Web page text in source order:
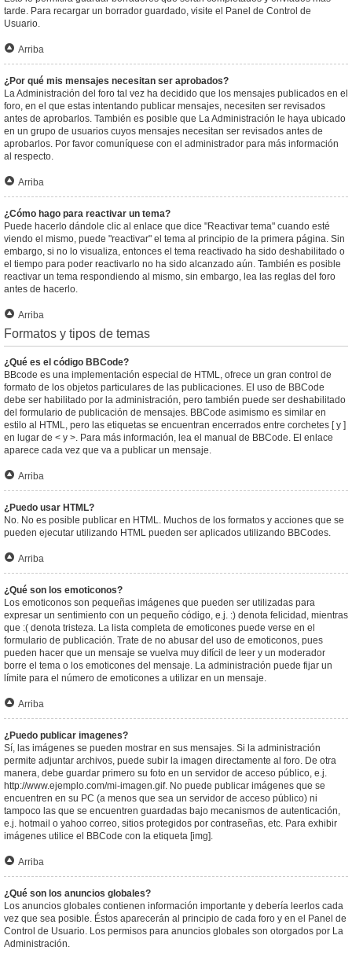
tarde. Para recargar un borrador guardado, visite el Panel de Control de
Usuario.
Arriba
¿Por qué mis mensajes necesitan ser aprobados?
La Administración del foro tal vez ha decidido que los mensajes publicados en el
foro, en el que estas intentando publicar mensajes, necesiten ser revisados
antes de aprobarlos. También es posible que La Administración le haya ubicado
en un grupo de usuarios cuyos mensajes necesitan ser revisados antes de
aprobarlos. Por favor comuníquese con el administrador para más información
al respecto.
Arriba
¿Cómo hago para reactivar un tema?
Puede hacerlo dándole clic al enlace que dice "Reactivar tema" cuando esté
viendo el mismo, puede "reactivar" el tema al principio de la primera página. Sin
embargo, si no lo visualiza, entonces el tema reactivado ha sido deshabilitado o
el tiempo para poder reactivarlo no ha sido alcanzado aún. También es posible
reactivar un tema respondiendo al mismo, sin embargo, lea las reglas del foro
antes de hacerlo.
Arriba
Formatos y tipos de temas
¿Qué es el código BBCode?
BBcode es una implementación especial de HTML, ofrece un gran control de
formato de los objetos particulares de las publicaciones. El uso de BBCode
debe ser habilitado por la administración, pero también puede ser deshabilitado
del formulario de publicación de mensajes. BBCode asimismo es similar en
estilo al HTML, pero las etiquetas se encuentran encerrados entre corchetes [ y ]
en lugar de < y >. Para más información, lea el manual de BBCode. El enlace
aparece cada vez que va a publicar un mensaje.
Arriba
¿Puedo usar HTML?
No. No es posible publicar en HTML. Muchos de los formatos y acciones que se
pueden ejecutar utilizando HTML pueden ser aplicados utilizando BBCodes.
Arriba
¿Qué son los emoticonos?
Los emoticonos son pequeñas imágenes que pueden ser utilizadas para
expresar un sentimiento con un pequeño código, e.j. :) denota felicidad, mientras
que :( denota tristeza. La lista completa de emoticones puede verse en el
formulario de publicación. Trate de no abusar del uso de emoticonos, pues
pueden hacer que un mensaje se vuelva muy difícil de leer y un moderador
borre el tema o los emoticones del mensaje. La administración puede fijar un
límite para el número de emoticones a utilizar en un mensaje.
Arriba
¿Puedo publicar imagenes?
Sí, las imágenes se pueden mostrar en sus mensajes. Si la administración
permite adjuntar archivos, puede subir la imagen directamente al foro. De otra
manera, debe guardar primero su foto en un servidor de acceso público, e.j.
http://www.ejemplo.com/mi-imagen.gif. No puede publicar imágenes que se
encuentren en su PC (a menos que sea un servidor de acceso público) ni
tampoco las que se encuentren guardadas bajo mecanismos de autenticación,
e.j. hotmail o yahoo correo, sitios protegidos por contraseñas, etc. Para exhibir
imágenes utilice el BBCode con la etiqueta [img].
Arriba
¿Qué son los anuncios globales?
Los anuncios globales contienen información importante y debería leerlos cada
vez que sea posible. Éstos aparecerán al principio de cada foro y en el Panel de
Control de Usuario. Los permisos para anuncios globales son otorgados por La
Administración.